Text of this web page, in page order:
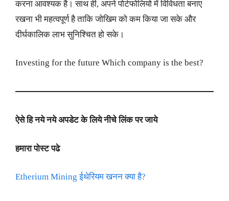
करना आवश्यक है। साथ ही, अपने पोर्टफोलियो में विविधता बनाए
रखना भी महत्वपूर्ण है ताकि जोखिम को कम किया जा सके और
दीर्घकालिक लाभ सुनिश्चित हो सके।
Investing for the future Which company is the best?
ऐसे हि नये नये अपडेट के लिये नीचे लिंक पर जाये
हमारा पोस्ट पढे
Etherium Mining ईथेरियम खनन क्या है?